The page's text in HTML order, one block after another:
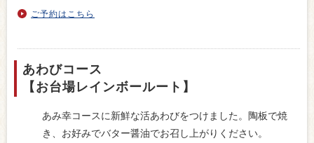
ご予約はこちら
あわびコース
【お台場レインボールート】
あみ幸コースに新鮮な活あわびをつけました。陶板で焼
き、お好みでバター醤油でお召し上がりください。